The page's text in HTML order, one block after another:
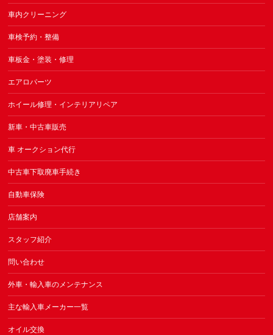
車内クリーニング
車検予約・整備
車板金・塗装・修理
エアロパーツ
ホイール修理・インテリアリペア
新車・中古車販売
車 オークション代行
中古車下取廃車手続き
自動車保険
店舗案内
スタッフ紹介
問い合わせ
外車・輸入車のメンテナンス
主な輸入車メーカー一覧
オイル交換